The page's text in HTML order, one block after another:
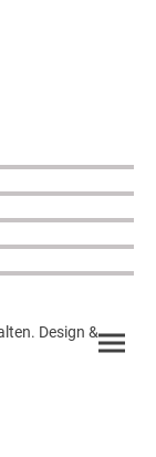
Design &